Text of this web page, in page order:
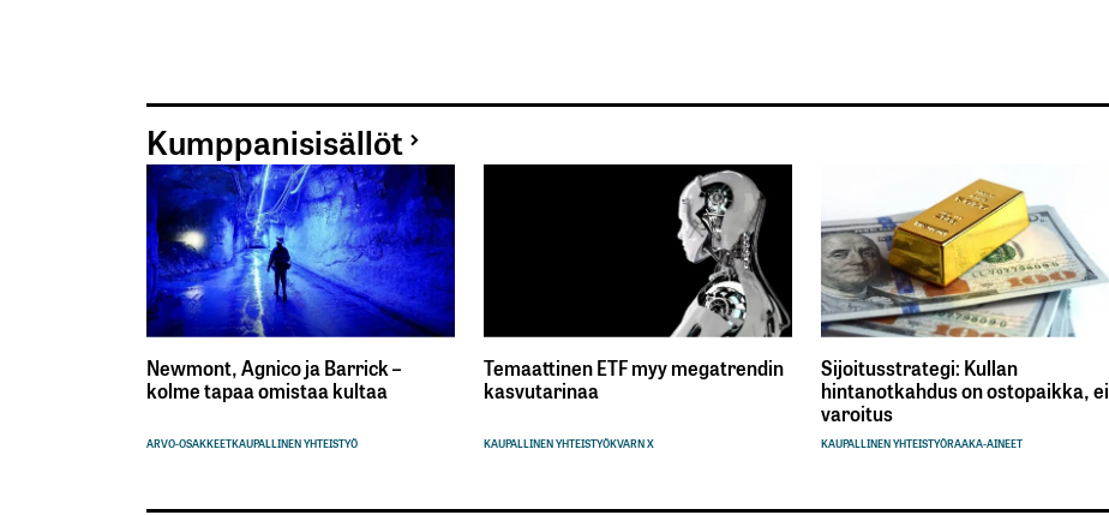
Kumppanisisällöt
Newmont, Agnico ja Barrick –
kolme tapaa omistaa kultaa
ARVO-OSAKKEETKAUPALLINEN YHTEISTYÖ
Temaattinen ETF myy megatrendin
kasvutarinaa
KAUPALLINEN YHTEISTYÖKVARN X
Sijoitusstrategi: Kullan
hintanotkahdus on ostopaikka, ei
varoitus
KAUPALLINEN YHTEISTYÖRAAKA-AINEET